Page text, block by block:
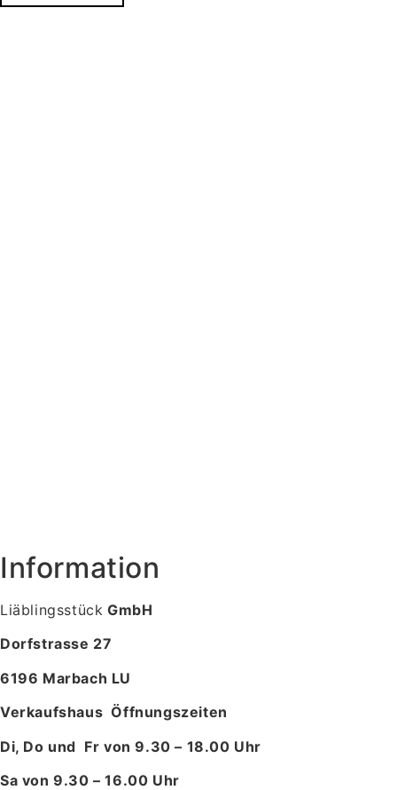
Information
Liäblingsstück GmbH
Dorfstrasse 27
6196 Marbach LU
Verkaufshaus Öffnungszeiten
Di, Do und Fr von 9.30 – 18.00 Uhr
Sa von 9.30 – 16.00 Uhr